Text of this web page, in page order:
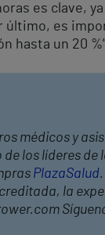
es clave,
último, es
hasta un 20
médicos y
los líderes
PlazaSalud
la